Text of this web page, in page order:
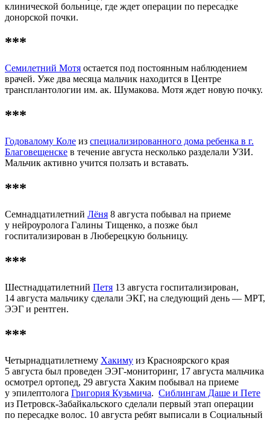
клинической больнице, где ждет операции по пересадке
донорской почки.
***
Семилетний Мотя остается под постоянным наблюдением
врачей. Уже два месяца мальчик находится в Центре
трансплантологии им. ак. Шумакова. Мотя ждет новую почку.
***
Годовалому Коле из специализированного дома ребенка в г.
Благовещенске в течение августа несколько разделали УЗИ.
Мальчик активно учится ползать и вставать.
***
Семнадцатилетний Лёня 8 августа побывал на приеме
у нейроуролога Галины Тищенко, а позже был
госпитализирован в Люберецкую больницу.
***
Шестнадцатилетний Петя 13 августа госпитализирован,
14 августа мальчику сделали ЭКГ, на следующий день — МРТ,
ЭЭГ и рентген.
***
Четырнадцатилетнему Хакиму из Красноярского края
5 августа был проведен ЭЭГ-мониторинг, 17 августа мальчика
осмотрел ортопед, 29 августа Хаким побывал на приеме
у эпилептолога Григория Кузьмича. Сиблингам Даше и Пете
из Петровск-Забайкальского сделали первый этап операции
по пересадке волос. 10 августа ребят выписали в Социальный